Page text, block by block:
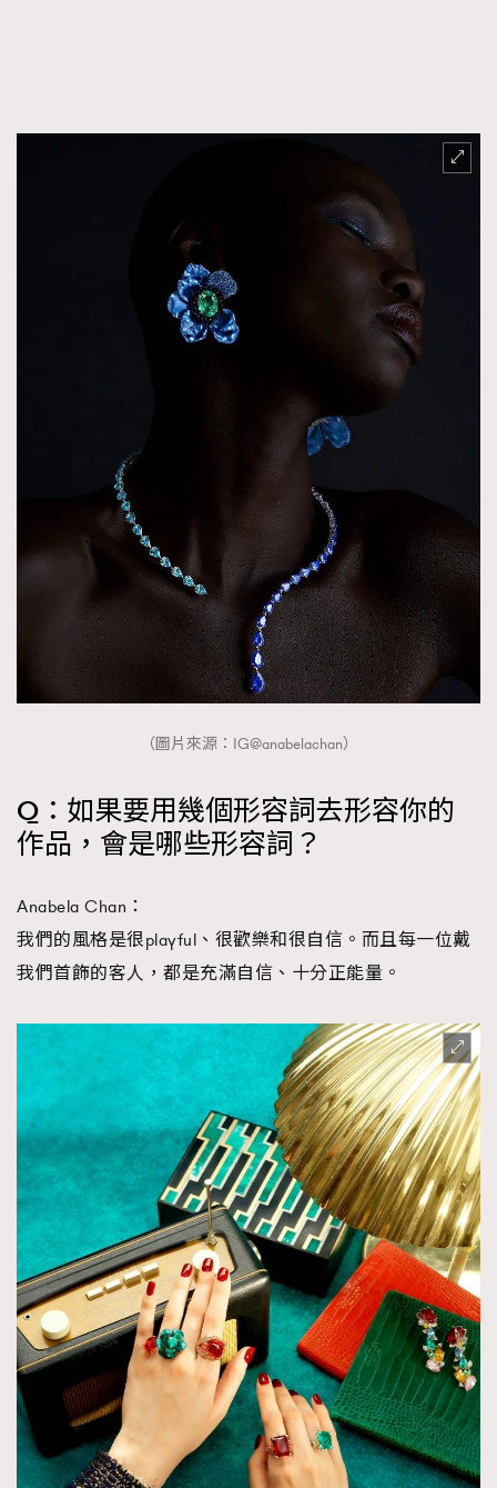
TRENDING
（圖片來源：IG@anabelachan）
Q：如果要用幾個形容詞去形容你的
作品，會是哪些形容詞？
Anabela Chan：
我們的風格是很playful、很歡樂和很自信。而且每一位戴
我們首飾的客人，都是充滿自信、十分正能量。